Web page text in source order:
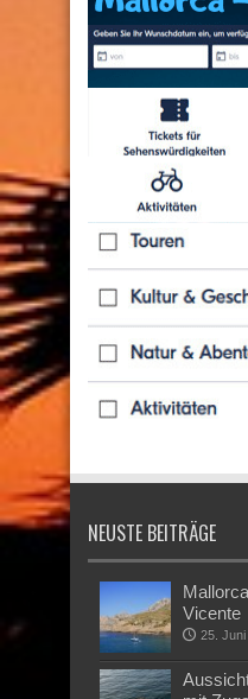
NEUSTE BEITRÄGE
Vicente
25. Juni